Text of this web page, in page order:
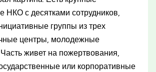
НКО с десятками сотрудников,
группы из трех
центры, молодежные
живет на пожертвования,
или корпоративные